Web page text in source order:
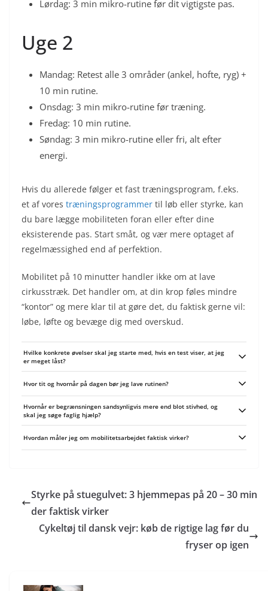
Lørdag: 3 min mikro-rutine før dit vigtigste pas.
Uge 2
Mandag: Retest alle 3 områder (ankel, hofte, ryg) +
10 min rutine.
Onsdag: 3 min mikro-rutine før træning.
Fredag: 10 min rutine.
Søndag: 3 min mikro-rutine eller fri, alt efter
energi.
Hvis du allerede følger et fast træningsprogram, f.eks.
et af vores træningsprogrammer til løb eller styrke, kan
du bare lægge mobiliteten foran eller efter dine
eksisterende pas. Start småt, og vær mere optaget af
regelmæssighed end af perfektion.
Mobilitet på 10 minutter handler ikke om at lave
cirkusstræk. Det handler om, at din krop føles mindre
“kontor” og mere klar til at gøre det, du faktisk gerne vil:
løbe, løfte og bevæge dig med overskud.
Hvilke konkrete øvelser skal jeg starte med, hvis en test viser, at jeg
er meget låst?
ankler: knæ-til-væg mobilisering, sænket læg med håndstøtte og let
dorsalfleksion med bånd. For hofter: 90-90 rotationer, dybe lunges med
rotation og glute-aktiverende øvelser. For øvre ryg: T-spine rotation på gulv,
nakkeforlængelser med foam roller og banded extensions.
Hvor tit og hvornår på dagen bør jeg lave rutinen?
sidder meget. Brug en kort, dynamisk version som opvarmning før løb eller
styrke, og lav den fulde 8-minutters session efter arbejde eller som separat
Hvornår er begrænsningen sandsynligvis mere end blot stivhed, og
skal jeg søge faglig hjælp?
følelsesløshed eller hvis en side er markant svagere og ikke forbedres efter
2-3 ugers målrettet arbejde. Hvis bevægelserne giver jagende smerter eller
Hvordan måler jeg om mobilitetsarbejdet faktisk virker?
Styrke på stuegulvet: 3 hjemmepas på 20 – 30 min
der faktisk virker
Cykeltøj til dansk vejr: køb de rigtige lag før du
fryser op igen